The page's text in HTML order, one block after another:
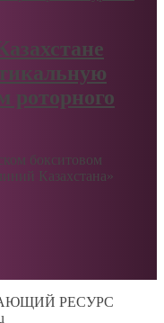
роторного
бокситовом
Казахстана»
РЕСУРС